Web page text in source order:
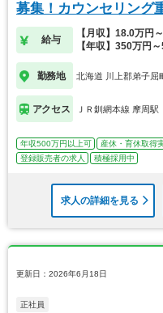
募集！カウンセリング
給与
【月収】18.0万円
【年収】350万円
勤務地 北海道 川上郡弟子屈
アクセス ＪＲ釧網本線 摩周駅
年収500万円以上可 産休・育休取得
登録販売者の求人
積極採用中
求人の詳細を見る
更新日：2026年6月18日
正社員